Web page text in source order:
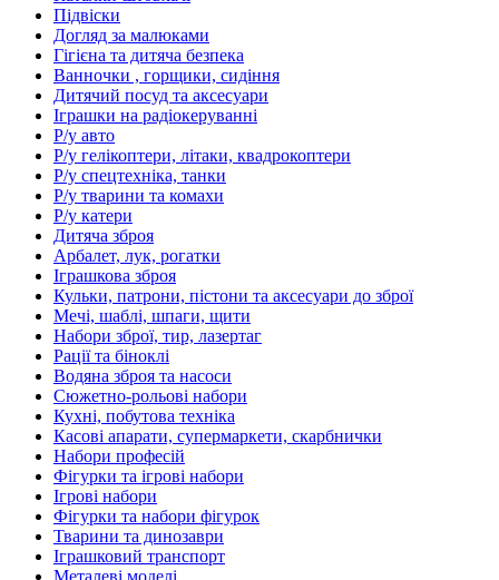
Підвіски
Догляд за малюками
Гігієна та дитяча безпека
Ванночки , горщики, сидіння
Дитячий посуд та аксесуари
Іграшки на радіокеруванні
Р/у авто
Р/у гелікоптери, літаки, квадрокоптери
Р/у спецтехніка, танки
Р/у тварини та комахи
Р/у катери
Дитяча зброя
Арбалет, лук, рогатки
Іграшкова зброя
Кульки, патрони, пістони та аксесуари до зброї
Мечі, шаблі, шпаги, щити
Набори зброї, тир, лазертаг
Рації та біноклі
Водяна зброя та насоси
Сюжетно-рольові набори
Кухні, побутова техніка
Касові апарати, супермаркети, скарбнички
Набори професій
Фігурки та ігрові набори
Ігрові набори
Фігурки та набори фігурок
Тварини та динозаври
Іграшковий транспорт
Металеві моделі